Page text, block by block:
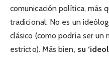
comunicación política, más
tradicional. No es un
clásico (como podría ser un
estricto). Más bien, su